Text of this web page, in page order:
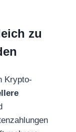
zu
Krypto-